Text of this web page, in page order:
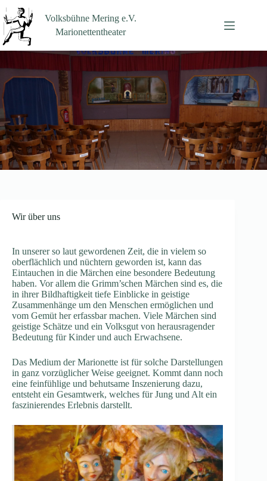
Inhalt
springen
Volksbühne Mering e.V.
Marionettentheater
Wir über uns
In unserer so laut gewordenen Zeit, die in vielem so
oberflächlich und nüchtern geworden ist, kann das
Eintauchen in die Märchen eine besondere Bedeutung
haben. Vor allem die Grimm’schen Märchen sind es, die
in ihrer Bildhaftigkeit tiefe Einblicke in geistige
Zusammenhänge um den Menschen ermöglichen und
vom Gemüt her erfassbar machen. Viele Märchen sind
geistige Schätze und ein Volksgut von herausragender
Bedeutung für Kinder und auch Erwachsene.
Das Medium der Marionette ist für solche Darstellungen
in ganz vorzüglicher Weise geeignet. Kommt dann noch
eine feinfühlige und behutsame Inszenierung dazu,
entsteht ein Gesamtwerk, welches für Jung und Alt ein
faszinierendes Erlebnis darstellt.